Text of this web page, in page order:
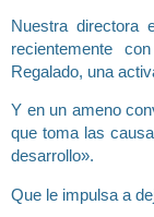
Nuestra directora
recientemente
Regalado, una
Y en un ameno
que toma las
desarrollo».
Que le impulsa a